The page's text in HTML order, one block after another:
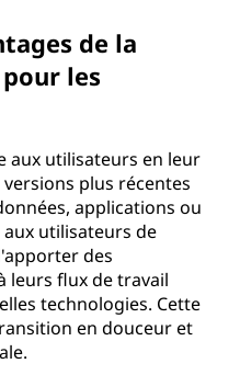
de la
les
aux utilisateurs en leur
plus récentes
applications ou
utilisateurs de
des
leurs flux de travail
technologies. Cette
en douceur et